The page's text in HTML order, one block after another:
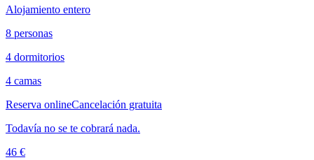
Alojamiento entero
8 personas
4 dormitorios
4 camas
Reserva onlineCancelación gratuita
Todavía no se te cobrará nada.
46 €